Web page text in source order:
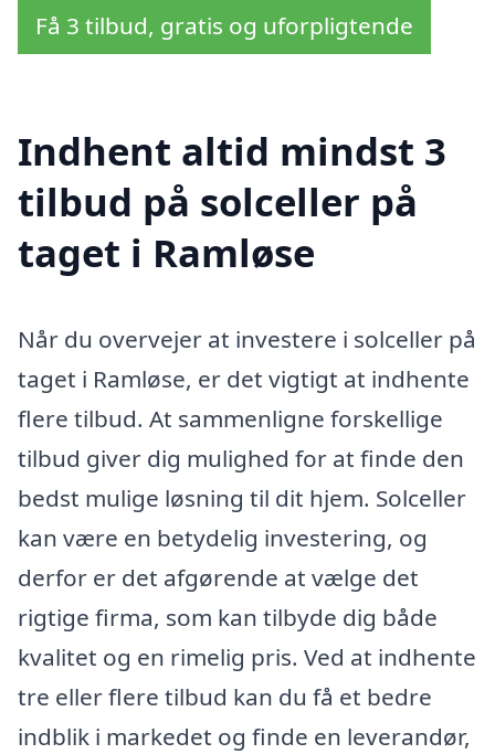
Få 3 tilbud, gratis og uforpligtende
Indhent altid mindst 3
tilbud på solceller på
taget i Ramløse
Når du overvejer at investere i solceller på
taget i Ramløse, er det vigtigt at indhente
flere tilbud. At sammenligne forskellige
tilbud giver dig mulighed for at finde den
bedst mulige løsning til dit hjem. Solceller
kan være en betydelig investering, og
derfor er det afgørende at vælge det
rigtige firma, som kan tilbyde dig både
kvalitet og en rimelig pris. Ved at indhente
tre eller flere tilbud kan du få et bedre
indblik i markedet og finde en leverandør,